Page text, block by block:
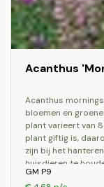
Acanthus
acanthus mornings candle is een plant met opvallende roze
bloemen en
plant varieert van
plant giftig is,
zijn bij het
huisdieren te
GM P9